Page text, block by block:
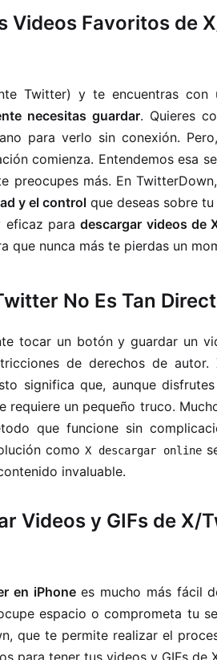
Videos Favoritos de
Twitter) y te encuentras con
necesitas guardar. Quieres
para verlo sin conexión.
comienza. Entendemos esa
preocupes más. En
y el controlque deseas sobre
eficaz paradescargar videos de
que nunca más te pierdas un
No Es Tan
tocar un botón y guardar un
de derechos de autor.
significa que, aunque
un pequeño truco.
que funcione sin
comoX descargar online
invaluable.
Videos y GIFs de X/
en iPhonees mucho más fácil
espacio o comprometa tu
que te permite realizar el
para tener tus videos y GIFs de